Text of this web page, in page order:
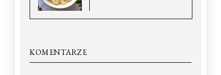
KOMENTARZE